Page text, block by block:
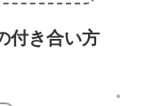
付き合い方